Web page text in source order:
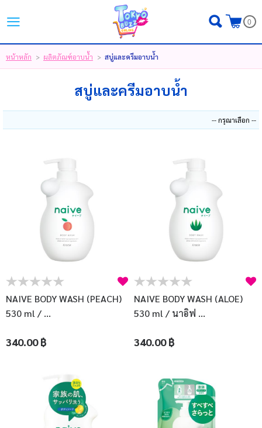
English | 日本語
LOGIN REGISTER
MY WISHLIST( 0 )
สินค้า
โปรโมชั่น
แบรนด์
บัญชีผู้ใช้
ติดต่อเรา
รีวิว
สิทธิประโยชน์สมาชิก
0
หน้าหลัก > ผลิตภัณฑ์อาบน้ำ > สบู่และครีมอาบน้ำ
สบู่และครีมอาบน้ำ
NAIVE BODY WASH (PEACH)
530 ml / ...
340.00 ฿
NAIVE BODY WASH (ALOE)
530 ml / นาอิฟ ...
340.00 ฿